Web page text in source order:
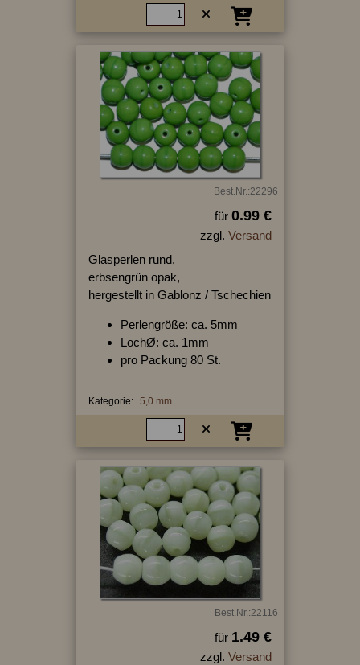
Best.Nr.:22296
für 0.99 €
zzgl. Versand
Glasperlen rund,
erbsengrün opak,
hergestellt in Gablonz / Tschechien
Perlengröße: ca. 5mm
LochØ: ca. 1mm
pro Packung 80 St.
Kategorie: 5,0 mm
Best.Nr.:22116
für 1.49 €
zzgl. Versand